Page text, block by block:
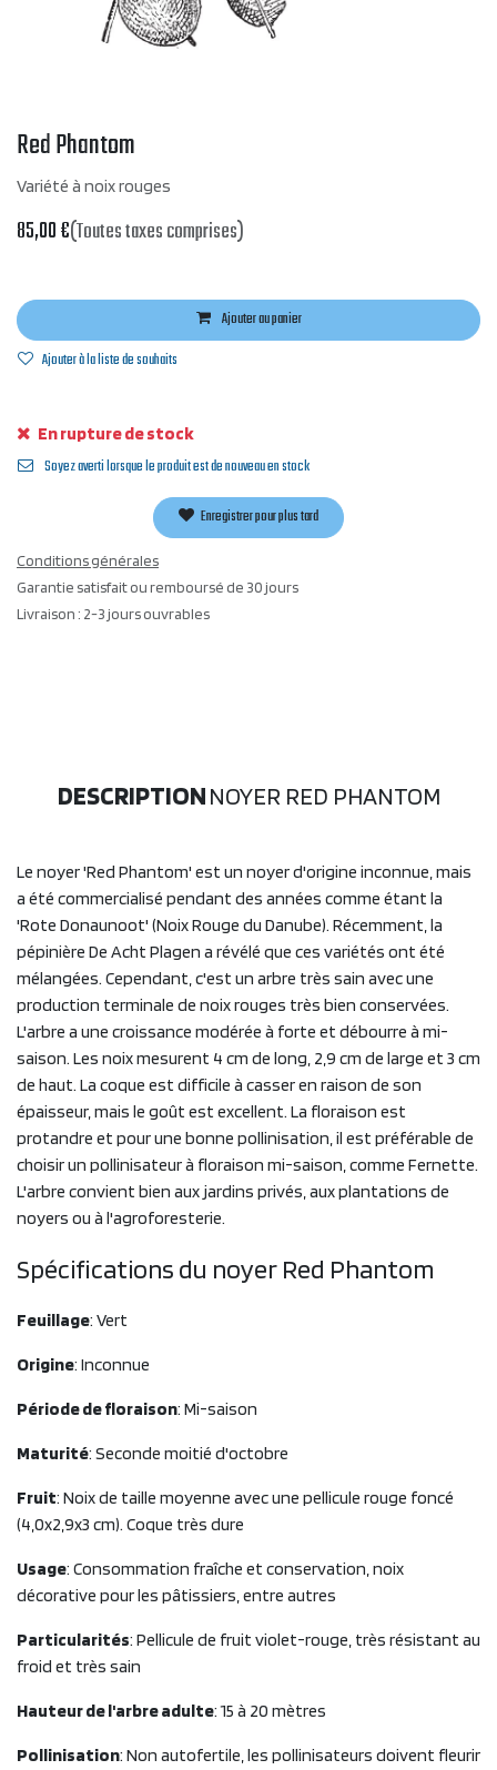
Red Phantom
Variété à noix rouges
85,00€(Toutes taxes comprises)
Ajouter au panier
Ajouter à la liste de souhaits
En rupture de stock
Soyez averti lorsque le produit est de nouveau en stock
Enregistrer pour plus tard
Conditions générales
Garantie satisfait ou remboursé de 30 jours
Livraison : 2-3 jours ouvrables
DESCRIPTIONNOYER RED PHANTOM
Le noyer 'Red Phantom' est un noyer d'origine inconnue, mais
a été commercialisé pendant des années comme étant la
'Rote Donaunoot' (Noix Rouge du Danube). Récemment, la
pépinière De Acht Plagen a révélé que ces variétés ont été
mélangées. Cependant, c'est un arbre très sain avec une
production terminale de noix rouges très bien conservées.
L'arbre a une croissance modérée à forte et débourre à mi-
saison. Les noix mesurent 4 cm de long, 2,9 cm de large et 3 cm
de haut. La coque est difficile à casser en raison de son
épaisseur, mais le goût est excellent. La floraison est
protandre et pour une bonne pollinisation, il est préférable de
choisir un pollinisateur à floraison mi-saison, comme Fernette.
L'arbre convient bien aux jardins privés, aux plantations de
noyers ou à l'agroforesterie.
Spécifications du noyer Red Phantom
Feuillage: Vert
Origine: Inconnue
Période de floraison: Mi-saison
Maturité: Seconde moitié d'octobre
Fruit: Noix de taille moyenne avec une pellicule rouge foncé
(4,0x2,9x3 cm). Coque très dure
Usage: Consommation fraîche et conservation, noix
décorative pour les pâtissiers, entre autres
Particularités: Pellicule de fruit violet-rouge, très résistant au
froid et très sain
Hauteur de l'arbre adulte: 15 à 20 mètres
Pollinisation: Non autofertile, les pollinisateurs doivent fleurir